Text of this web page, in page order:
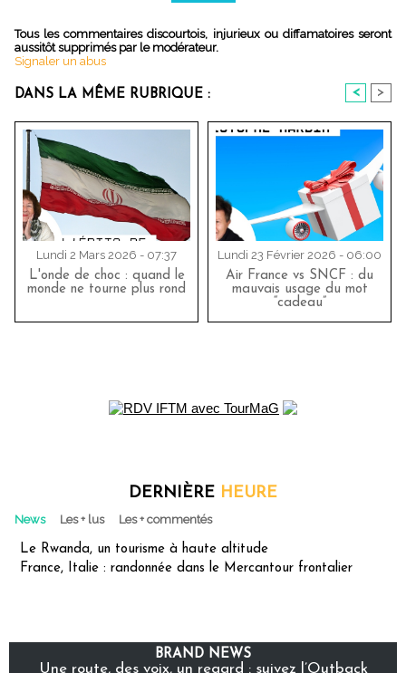
Tous les commentaires discourtois, injurieux ou diffamatoires seront
aussitôt supprimés par le modérateur.
Signaler un abus
DANS LA MÊME RUBRIQUE : < >
Lundi 2 Mars 2026 - 07:37
L'onde de choc : quand le
monde ne tourne plus rond
Lundi 23 Février 2026 - 06:00
Air France vs SNCF : du
mauvais usage du mot
“cadeau”
DERNIÈRE HEURE
News Les + lus Les + commentés
Le Rwanda, un tourisme à haute altitude
France, Italie : randonnée dans le Mercantour frontalier
BRAND NEWS
Une route, des voix, un regard : suivez l’Outback